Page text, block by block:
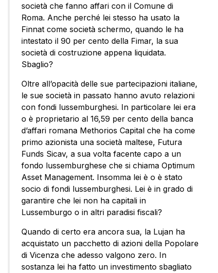
società che fanno affari con il Comune di
Roma. Anche perché lei stesso ha usato la
Finnat come società schermo, quando le ha
intestato il 90 per cento della Fimar, la sua
società di costruzione appena liquidata.
Sbaglio?
Oltre all’opacità delle sue partecipazioni italiane,
le sue società in passato hanno avuto relazioni
con fondi lussemburghesi. In particolare lei era
o è proprietario al 16,59 per cento della banca
d’affari romana Methorios Capital che ha come
primo azionista una società maltese, Futura
Funds Sicav, a sua volta facente capo a un
fondo lussemburghese che si chiama Optimum
Asset Management. Insomma lei è o è stato
socio di fondi lussemburghesi. Lei è in grado di
garantire che lei non ha capitali in
Lussemburgo o in altri paradisi fiscali?
Quando di certo era ancora sua, la Lujan ha
acquistato un pacchetto di azioni della Popolare
di Vicenza che adesso valgono zero. In
sostanza lei ha fatto un investimento sbagliato